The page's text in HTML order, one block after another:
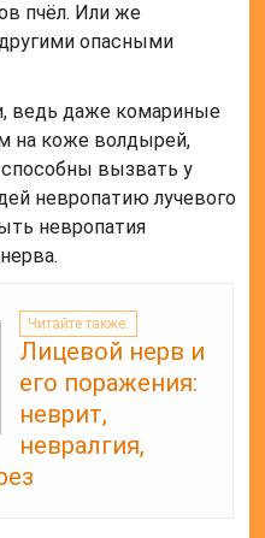
пчёл. Или же
опасными
ведь даже комариные
на коже волдырей,
вызвать у
невропатию лучевого
невропатия
Читайте также:
Лицевой нерв и
его поражения:
неврит,
невралгия,